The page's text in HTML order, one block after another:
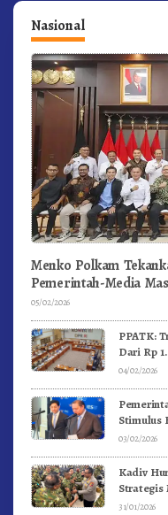
Nasional
Menko Polkam
Pemerintah-Media
05/02/2026
PPATK:
Dari Rp
04/02/2026
Stimulus
03/02/2026
Kadiv
Strategis
dan NKRI
31/01/2026